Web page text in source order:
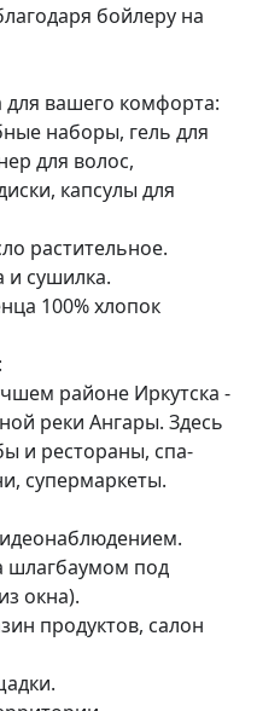
бойлеру на
вашего комфорта:
наборы, гель для
для волос,
капсулы для
растительное.
и сушилка.
100% хлопок
районе Иркутска -
реки Ангары. Здесь
и рестораны, спа-
супермаркеты.
шлагбаумом под
окна).
продуктов, салон